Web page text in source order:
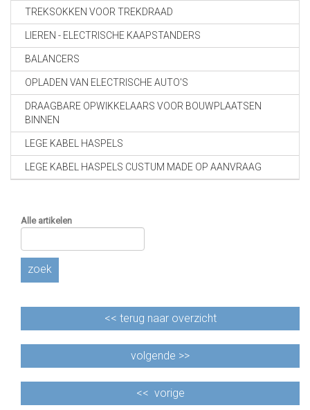
TREKSOKKEN VOOR TREKDRAAD
LIEREN - ELECTRISCHE KAAPSTANDERS
BALANCERS
OPLADEN VAN ELECTRISCHE AUTO'S
DRAAGBARE OPWIKKELAARS VOOR BOUWPLAATSEN
BINNEN
LEGE KABEL HASPELS
LEGE KABEL HASPELS CUSTUM MADE OP AANVRAAG
Alle artikelen
zoek
<< terug naar overzicht
volgende >>
<< vorige